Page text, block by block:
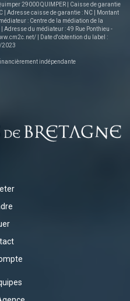
29000 QUIMPER | Caisse de garantie
| Adresse caisse de garantie : NC | Montant
: Centre de la médiation de la
du médiateur : 49 Rue Ponthieu -
| Date d'obtention du label :
indépendante